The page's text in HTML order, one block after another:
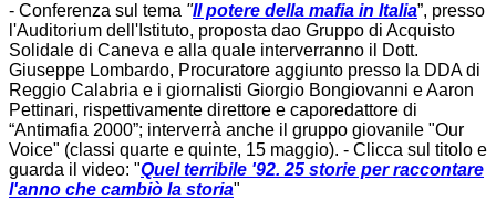
- Conferenza sul tema "Il potere della mafia in Italia”, presso
l'Auditorium dell'Istituto, proposta dao Gruppo di Acquisto
Solidale di Caneva e alla quale interverranno il Dott.
Giuseppe Lombardo, Procuratore aggiunto presso la DDA di
Reggio Calabria e i giornalisti Giorgio Bongiovanni e Aaron
Pettinari, rispettivamente direttore e caporedattore di
“Antimafia 2000”; interverrà anche il gruppo giovanile "Our
Voice" (classi quarte e quinte, 15 maggio). - Clicca sul titolo e
guarda il video: "Quel terribile '92. 25 storie per raccontare
l'anno che cambiò la storia"